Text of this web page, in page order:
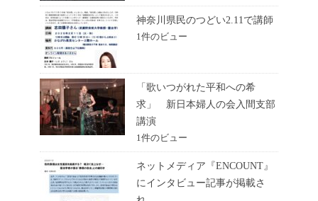
神奈川県民のつどい2.11で講師
1件のビュー
「歌いつがれた平和への希
求」 新日本婦人の会入間支部
講演
1件のビュー
ネットメディア『ENCOUNT』
にインタビュー記事が掲載さ